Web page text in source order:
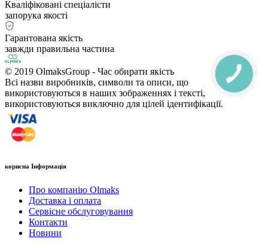
Кваліфіковані спеціалісти
запорука якості
Гарантована якість
завжди правильна частина
© 2019 OlmaksGroup - Час обирати якість
Всі назви виробників, символи та описи, що
використовуються в наших зображеннях і тексті,
використовуються виключно для цілей ідентифікації.
корисна Інформація
Про компанію Olmaks
Доставка і оплата
Сервісне обслуговування
Контакти
Новини